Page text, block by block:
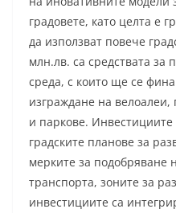
градовете, като целта е
да използват повече
млн.лв. са средствата за
среда, с които ще се
изграждане на
и паркове.
градските планове за
мерките за подобряване
транспорта, зоните за
инвестициите са